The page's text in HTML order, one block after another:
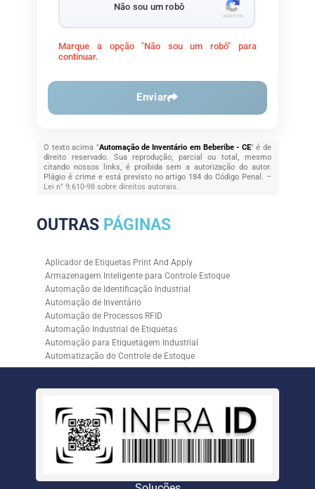
Não sou um robô
Marque a opção "Não sou um robô" para
continuar.
Enviar
O texto acima "Automação de Inventário em Beberibe - CE" é de
direito reservado. Sua reprodução, parcial ou total, mesmo
citando nossos links, é proibida sem a autorização do autor.
Plágio é crime e está previsto no artigo 184 do Código Penal. –
Lei n° 9.610-98 sobre direitos autorais.
OUTRAS PÁGINAS
Aplicador de Etiquetas Print And Apply
Armazenagem Inteligente para Controle Estoque
Automação de Identificação Industrial
Automação de Inventário
Automação de Processos RFID
Automação Industrial de Etiquetas
Automação para Etiquetagem Industrial
Automatização do Controle de Estoque
Controle de Estoque com RFID
Empresa de Automação para Processos Logísticos
Empresa de Rastreabilidade Industrial
Empresa de Soluções para Etiquetagem
Empresa Especializada em Inventário de Estoque
Etiqueta RFID para Controle de Estoque